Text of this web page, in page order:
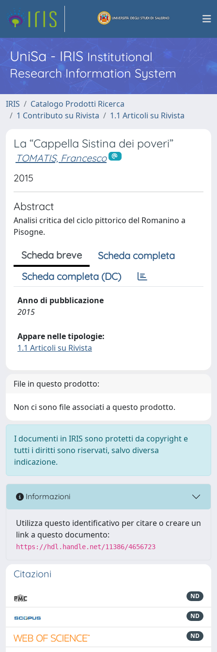
UniSa - IRISInstitutional
Research Information System
IRIS
Catalogo Prodotti Ricerca
1 Contributo su Rivista
1.1 Articoli su Rivista
La “Cappella Sistina dei poveri”
TOMATIS, Francesco
2015
Abstract
Analisi critica del ciclo pittorico del Romanino a
Pisogne.
Scheda breve
Scheda completa
Scheda completa (DC)
Anno di pubblicazione
2015
Appare nelle tipologie:
1.1 Articoli su Rivista
File in questo prodotto:
Non ci sono file associati a questo prodotto.
I documenti in IRIS sono protetti da copyright e
tutti i diritti sono riservati, salvo diversa
indicazione.
Informazioni
Utilizza questo identificativo per citare o creare un
link a questo documento:
https://hdl.handle.net/11386/4656723
Citazioni
ND
ND
ND